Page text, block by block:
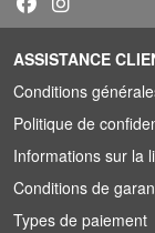
ASSISTANCE
Conditions
Politique de
Informations sur la
Conditions de
Types de paiement